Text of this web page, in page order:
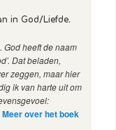
in God/Liefde.
God heeft de naam
Dat beladen,
zeggen, maar hier
ik van harte uit om
Meer over het boek